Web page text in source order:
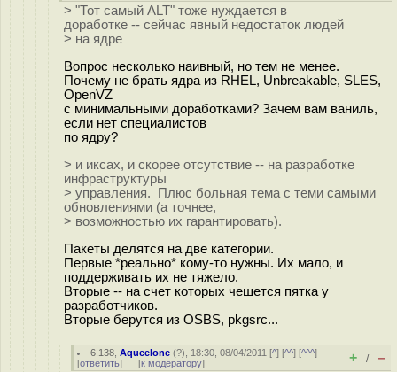
> "Тот самый ALT" тоже нуждается в
доработке -- сейчас явный недостаток людей
> на ядре
Вопрос несколько наивный, но тем не менее.
Почему не брать ядра из RHEL, Unbreakable, SLES,
OpenVZ
с минимальными доработками? Зачем вам ваниль,
если нет специалистов
по ядру?
> и иксах, и скорее отсутствие -- на разработке
инфраструктуры
> управления. Плюс больная тема с теми самыми
обновлениями (а точнее,
> возможностью их гарантировать).
Пакеты делятся на две категории.
Первые *реально* кому-то нужны. Их мало, и
поддерживать их не тяжело.
Вторые -- на счет которых чешется пятка у
разработчиков.
Вторые берутся из OSBS, pkgsrc...
6.138 ,Aqueelone (?), 18:30, 08/04/2011 [^] [^^] [^^^]
[ответить] [к модератору] + / –